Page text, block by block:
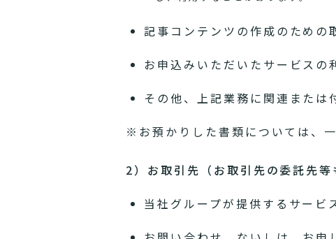
記事コンテンツの作成のための
お申込みいただいたサービス
その他、上記業務に関連または
※お預かりした書類については、
2）お取引先（お取引先の委託先
当社グループが提供するサービ